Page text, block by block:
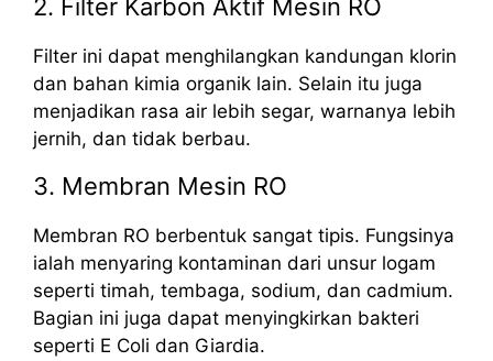
2. Filter Karbon Aktif Mesin RO
Filter ini dapat menghilangkan kandungan klorin
dan bahan kimia organik lain. Selain itu juga
menjadikan rasa air lebih segar, warnanya lebih
jernih, dan tidak berbau.
3. Membran Mesin RO
Membran RO berbentuk sangat tipis. Fungsinya
ialah menyaring kontaminan dari unsur logam
seperti timah, tembaga, sodium, dan cadmium.
Bagian ini juga dapat menyingkirkan bakteri
seperti E Coli dan Giardia.